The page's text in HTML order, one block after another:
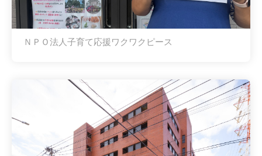
ＮＰＯ法人子育て応援ワクワクピース